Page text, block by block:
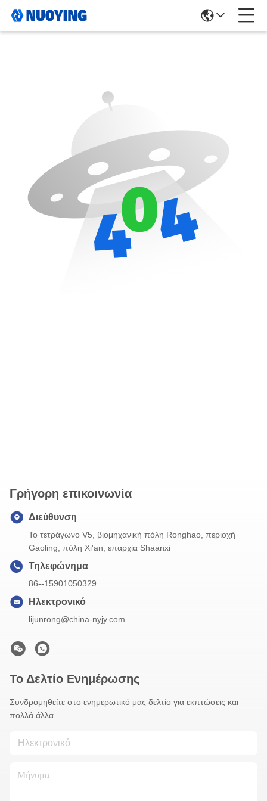
Γρήγορη επικοινωνία
Διεύθυνση
Το τετράγωνο V5, βιομηχανική πόλη Ronghao, περιοχή
Gaoling, πόλη Xi'an, επαρχία Shaanxi
Τηλεφώνημα
86--15901050329
Ηλεκτρονικό
lijunrong@china-nyjy.com
Το Δελτίο Ενημέρωσης
Συνδρομηθείτε στο ενημερωτικό μας δελτίο για εκπτώσεις και
πολλά άλλα.